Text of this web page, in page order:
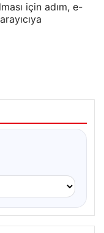
için adım, e-